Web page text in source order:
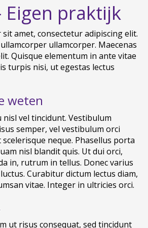
Eigen praktijk
amet, consectetur adipiscing elit.
ullamcorper. Maecenas
Quisque elementum in ante vitae
turpis nisi, ut egestas lectus
weten
nisl vel tincidunt. Vestibulum
semper, vel vestibulum orci
neque. Phasellus porta
nisl blandit quis. Ut dui orci,
in, rutrum in tellus. Donec varius
Curabitur dictum lectus diam,
vitae. Integer in ultricies orci.
ut risus consequat, sed tincidunt